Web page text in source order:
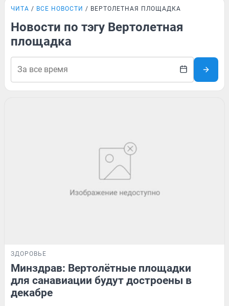
ЧИТА ВСЕ НОВОСТИ ВЕРТОЛЕТНАЯ ПЛОЩАДКА
Новости по тэгу Вертолетная
площадка
ЗДОРОВЬЕ
Минздрав: Вертолётные площадки
для санавиации будут достроены в
декабре